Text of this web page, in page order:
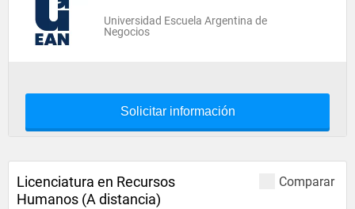
Universidad Escuela Argentina de
Negocios
Solicitar información
Comparar
Licenciatura en Recursos
Humanos (A distancia)